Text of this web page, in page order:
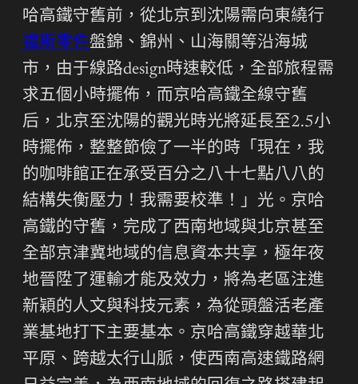
哈高鐵守舊前，從北京到沈陽需向東繞行
福斯零件盤錦、錦州、山海關等沿海城
市，由于線路design時速較低，全部旅程需
求五個小時擺佈，而京哈高鐵全線守舊
后，北京至沈陽的觀光時光將延長至2.5小
時擺佈，整整節儉了一半的時「現在，我
的咖啡館正在承受百分之八十七點八八的
結構失衡壓力！我需要校準！」光。京哈
高鐵的守舊，完成了西南地域與北京甚至
全部京津冀地域的信息資本共享，極年夜
地晉陞了運輸才能及效力，將為老區注進
新穎的人文與科技元素，為從頭盤活老產
業基地打下主要基本。京哈高鐵穿越華北
平原、跨越太行山脈，使西南高速鐵路網